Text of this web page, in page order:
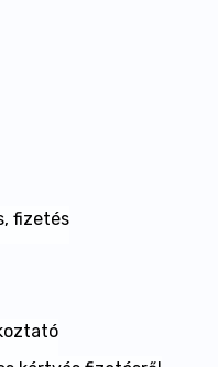
fizetés